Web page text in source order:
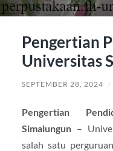
Pengertian
Universitas
SEPTEMBER 28, 2024 /
Pengertian
Simalungun–
salah satu